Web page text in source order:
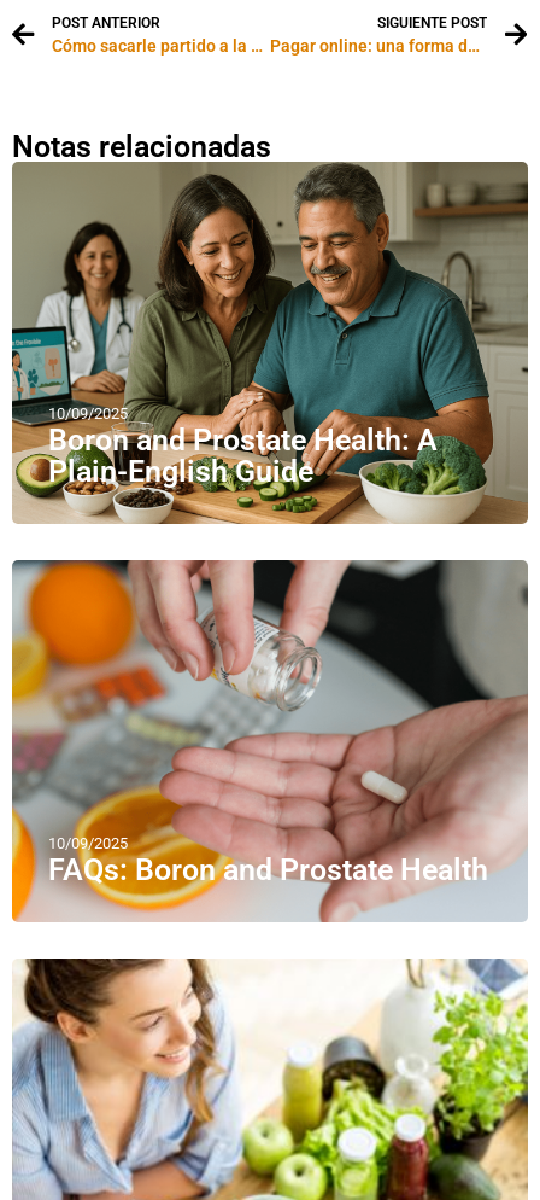
POST ANTERIOR
Cómo sacarle partido a la crisis
SIGUIENTE POST
Pagar online: una forma de pagar y no tener que ir al banco
Notas relacionadas
10/09/2025
Boron and Prostate Health: A
Plain-English Guide
10/09/2025
FAQs: Boron and Prostate Health